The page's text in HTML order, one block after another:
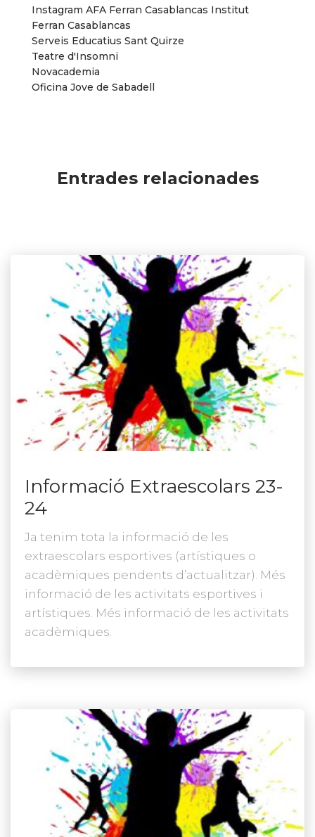
Instagram AFA Ferran Casablancas Institut
Ferran Casablancas
Serveis Educatius Sant Quirze
Teatre d'Insomni
Novacademia
Oficina Jove de Sabadell
Entrades relacionades
Informació Extraescolars 23-
24
Ja tenim tota la informació de les
extraescolars esportives (artístiques o
acadèmiques pendents d’actualitzar). Més
informació de les activitats esportives i
artístiques. Més informació de les activitats
acadèmiques.